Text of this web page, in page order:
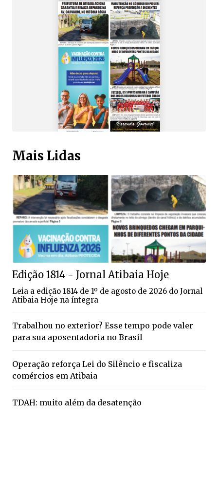
Mais Lidas
Edição 1814 - Jornal Atibaia Hoje
Leia a edição 1814 de 1º de agosto de 2026 do Jornal
Atibaia Hoje na íntegra
Trabalhou no exterior? Esse tempo pode valer
para sua aposentadoria no Brasil
Operação reforça Lei do Silêncio e fiscaliza
comércios em Atibaia
TDAH: muito além da desatenção